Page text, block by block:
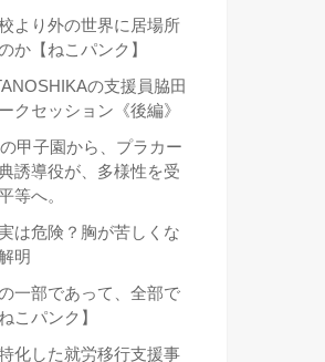
より外の世界に居場所
か【ねこパンク】
の支援員脇田
クセッション《後編》
甲子園から、プラカー
誘導役が、多様性を受
等へ。
は危険？胸が苦しくな
明
一部であって、全部で
こパンク】
化した就労移行支援事